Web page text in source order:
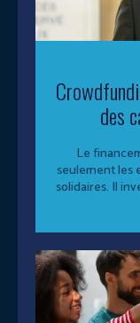
des
Le
seulement les
solidaires. Il